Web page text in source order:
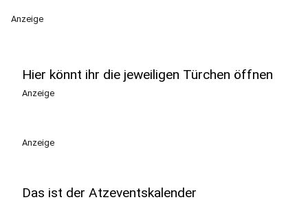
Anzeige
Hier könnt ihr die jeweiligen Türchen öffnen
Anzeige
Anzeige
Das ist der Atzeventskalender